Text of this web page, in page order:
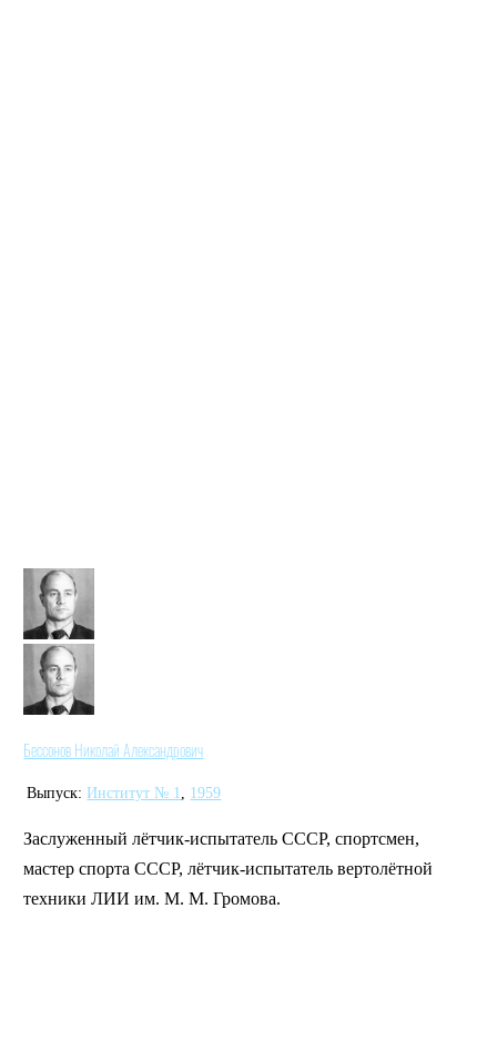
Бессонов Николай Александрович
Выпуск: Институт № 1, 1959
Заслуженный лётчик-испытатель СССР, спортсмен,
мастер спорта СССР, лётчик-испытатель вертолётной
техники ЛИИ им. М. М. Громова.